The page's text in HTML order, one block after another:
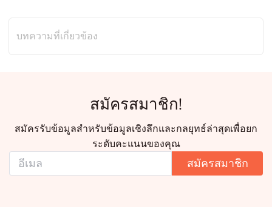
บทความที่เกี่ยวข้อง
สมัครสมาชิก!
สมัครรับข้อมูลสำหรับข้อมูลเชิงลึกและกลยุทธ์ล่าสุดเพื่อยก
ระดับคะแนนของคุณ
สมัครสมาชิก